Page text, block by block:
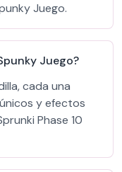
Juego.
Juego?
cada una
y efectos
Phase 10